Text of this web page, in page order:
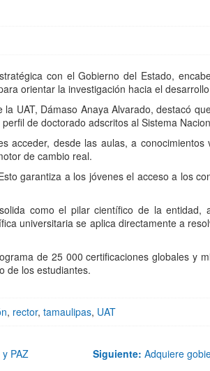
con el Gobierno del Estado,
orientar la investigación hacia el
UAT, Dámaso Anaya Alvarado, destacó
de doctorado adscritos al Sistema
desde las aulas, a
de cambio real.
garantiza a los jóvenes el acceso a los
como el pilar científico de la
universitaria se aplica directamente a
de 25 000 certificaciones globales y
de los estudiantes.
, rector, tamaulipas, UAT
PAZ Siguiente: Adquiere